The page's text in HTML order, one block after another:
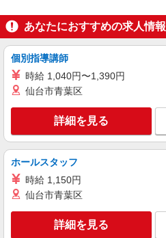
あなたにおすすめの求人情報
個別指導講師
時給 1,040円〜1,390円
仙台市青葉区
詳細を見る
ホールスタッフ
時給 1,150円
仙台市青葉区
詳細を見る